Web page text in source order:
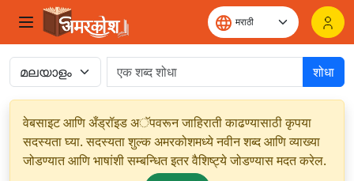
शोधा
वेबसाइट आणि अँड्रॉइड अॅपवरून जाहिराती काढण्यासाठी कृपया
सदस्यता घ्या. सदस्यता शुल्क अमरकोशमध्ये नवीन शब्द आणि व्याख्या
जोडण्यात आणि भाषांशी सम्बन्धित इतर वैशिष्ट्ये जोडण्यास मदत करेल.